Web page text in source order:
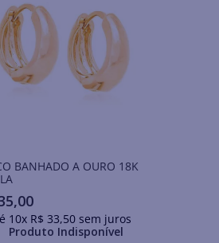
BANHADO A OURO 18K
,00
10x R$ 33,50sem juros
Produto Indisponível